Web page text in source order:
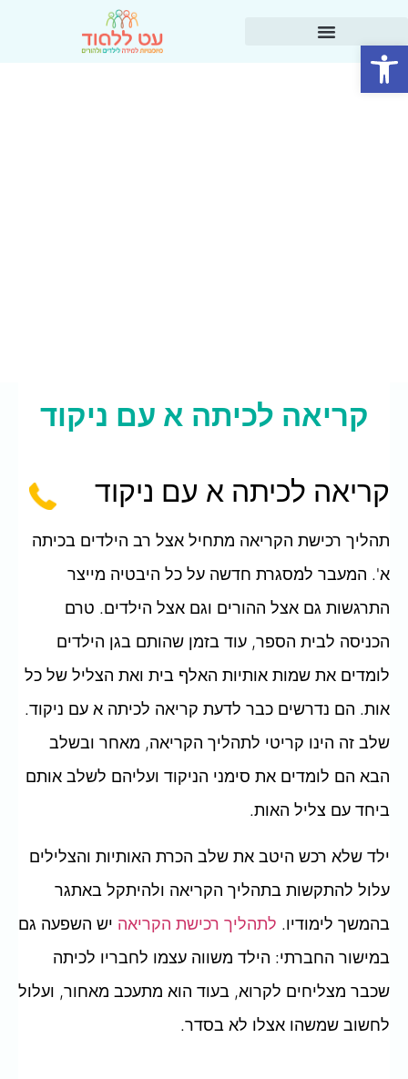
פתח סרגל נגישות
קריאה לכיתה א עם ניקוד
קריאה לכיתה א עם ניקוד
תהליך רכישת הקריאה מתחיל אצל רב הילדים בכיתה
א'. המעבר למסגרת חדשה על כל היבטיה מייצר
התרגשות גם אצל ההורים וגם אצל הילדים. טרם
הכניסה לבית הספר, עוד בזמן שהותם בגן הילדים
לומדים את שמות אותיות האלף בית ואת הצליל של כל
אות. הם נדרשים כבר לדעת קריאה לכיתה א עם ניקוד.
שלב זה הינו קריטי לתהליך הקריאה, מאחר ובשלב
הבא הם לומדים את סימני הניקוד ועליהם לשלב אותם
ביחד עם צליל האות.
ילד שלא רכש היטב את שלב הכרת האותיות והצלילים
עלול להתקשות בתהליך הקריאה ולהיתקל באתגר
בהמשך לימודיו. לתהליך רכישת הקריאה יש השפעה גם
במישור החברתי: הילד משווה עצמו לחבריו לכיתה
שכבר מצליחים לקרוא, בעוד הוא מתעכב מאחור, ועלול
לחשוב שמשהו אצלו לא בסדר.